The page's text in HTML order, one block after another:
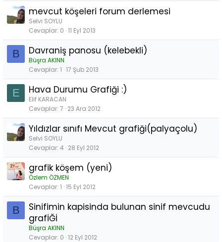
mevcut köşeleri forum derlemesi
Selvi SOYLU
Cevaplar 0 11 Eyl 2013
B Davraniş panosu (kelebekli)
Büşra AKINN
Cevaplar 1 17 Şub 2013
E Hava Durumu Grafiği :)
Elif KARACAN
Cevaplar 7 23 Ara 2012
Yıldızlar sınıfı Mevcut grafiği(palyaçolu)
Selvi SOYLU
Cevaplar 4 28 Eyl 2012
grafik köşem (yeni)
Özlem ÖZMEN
Cevaplar 1 15 Eyl 2012
B
Sinifimin kapisinda bulunan sinif mevcudu
grafİĞİ
Büşra AKINN
Cevaplar 0 12 Eyl 2012